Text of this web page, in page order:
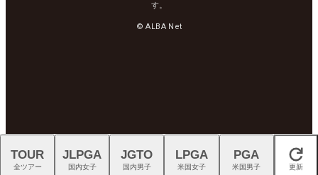
す。
© ALBA Net
閉じる
TOUR
全ツアー
JLPGA
国内女子
JGTO
国内男子
LPGA
米国女子
PGA
米国男子 更新